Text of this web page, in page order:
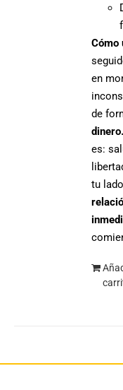
Cómo
en
de
es:
tu